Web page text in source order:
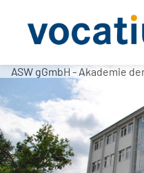
ASW gGmbH - Akademie